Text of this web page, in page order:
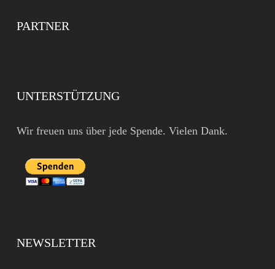
PARTNER
UNTERSTÜTZUNG
Wir freuen uns über jede Spende. Vielen Dank.
NEWSLETTER